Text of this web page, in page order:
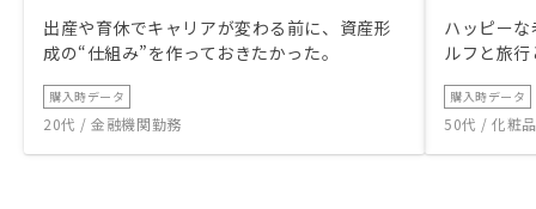
出産や育休でキャリアが変わる前に、資産形
成の“仕組み”を作っておきたかった。
購入時データ
20代 / 金融機関勤務
ハッピー
ルフと旅
購入時データ
50代 / 化粧